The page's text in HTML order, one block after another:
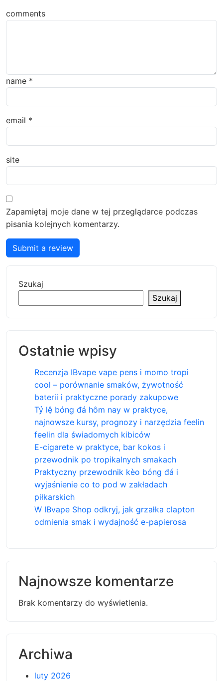
comments
name *
email *
site
Zapamiętaj moje dane w tej przeglądarce podczas
pisania kolejnych komentarzy.
Submit a review
Szukaj
Szukaj
Ostatnie wpisy
Recenzja IBvape vape pens i momo tropi
cool – porównanie smaków, żywotność
baterii i praktyczne porady zakupowe
Tỷ lệ bóng đá hôm nay w praktyce,
najnowsze kursy, prognozy i narzędzia feelin
feelin dla świadomych kibiców
E-cigarete w praktyce, bar kokos i
przewodnik po tropikalnych smakach
Praktyczny przewodnik kèo bóng đá i
wyjaśnienie co to pod w zakładach
piłkarskich
W IBvape Shop odkryj, jak grzałka clapton
odmienia smak i wydajność e-papierosa
Najnowsze komentarze
Brak komentarzy do wyświetlenia.
Archiwa
luty 2026